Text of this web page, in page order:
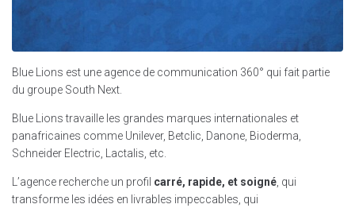
Blue Lions est une agence de communication 360° qui fait partie
du groupe South Next.
Blue Lions travaille les grandes marques internationales et
panafricaines comme Unilever, Betclic, Danone, Bioderma,
Schneider Electric, Lactalis, etc.
L’agence recherche un profil carré, rapide, et soigné , qui
transforme les idées en livrables impeccables, qui